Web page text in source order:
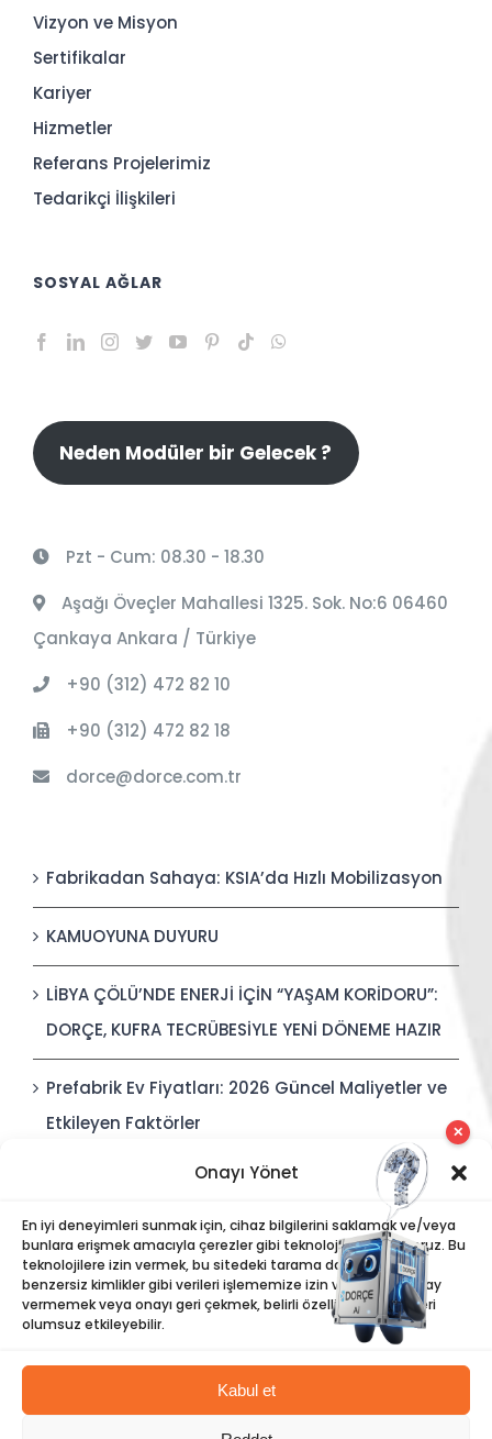
Onayı Yönet
En iyi deneyimleri sunmak için, cihaz bilgilerini saklamak ve/veya
bunlara erişmek amacıyla çerezler gibi teknolojiler kullanıyoruz. Bu
teknolojilere izin vermek, bu sitedeki tarama davranışı veya
benzersiz kimlikler gibi verileri işlememize izin verecektir. Onay
vermemek veya onayı geri çekmek, belirli özellikleri ve işlevleri
olumsuz etkileyebilir.
Kabul et
Vizyon ve Misyon
Sertifikalar
Kariyer
Hizmetler
Referans Projelerimiz
Tedarikçi İlişkileri
SOSYAL AĞLAR
Neden Modüler bir Gelecek ?
Pzt - Cum: 08.30 - 18.30
Aşağı Öveçler Mahallesi 1325. Sok. No:6 06460
Çankaya Ankara / Türkiye
+90 (312) 472 82 10
+90 (312) 472 82 18
dorce@dorce.com.tr
Fabrikadan Sahaya: KSIA’da Hızlı Mobilizasyon
KAMUOYUNA DUYURU
LİBYA ÇÖLÜ’NDE ENERJİ İÇİN “YAŞAM KORİDORU”:
DORÇE, KUFRA TECRÜBESİYLE YENİ DÖNEME HAZIR
Prefabrik Ev Fiyatları: 2026 Güncel Maliyetler ve
Etkileyen Faktörler
Polis Karakolları: Güvenli, Entegre ve Hızlı İnşa
Edilebilir Kamu Güvenliği Yapıları
©Dorce| Tüm Hakları Saklıdır |Bilgi Toplumu Hizmetleri|
✕